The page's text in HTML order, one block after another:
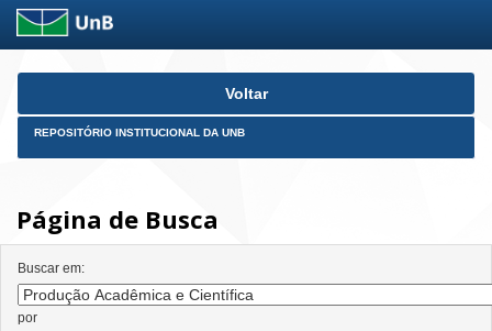
Skip
Voltar
REPOSITÓRIO INSTITUCIONAL DA UNB
Página de Busca
Buscar em:
por